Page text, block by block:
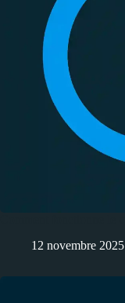
12 novembre 2025